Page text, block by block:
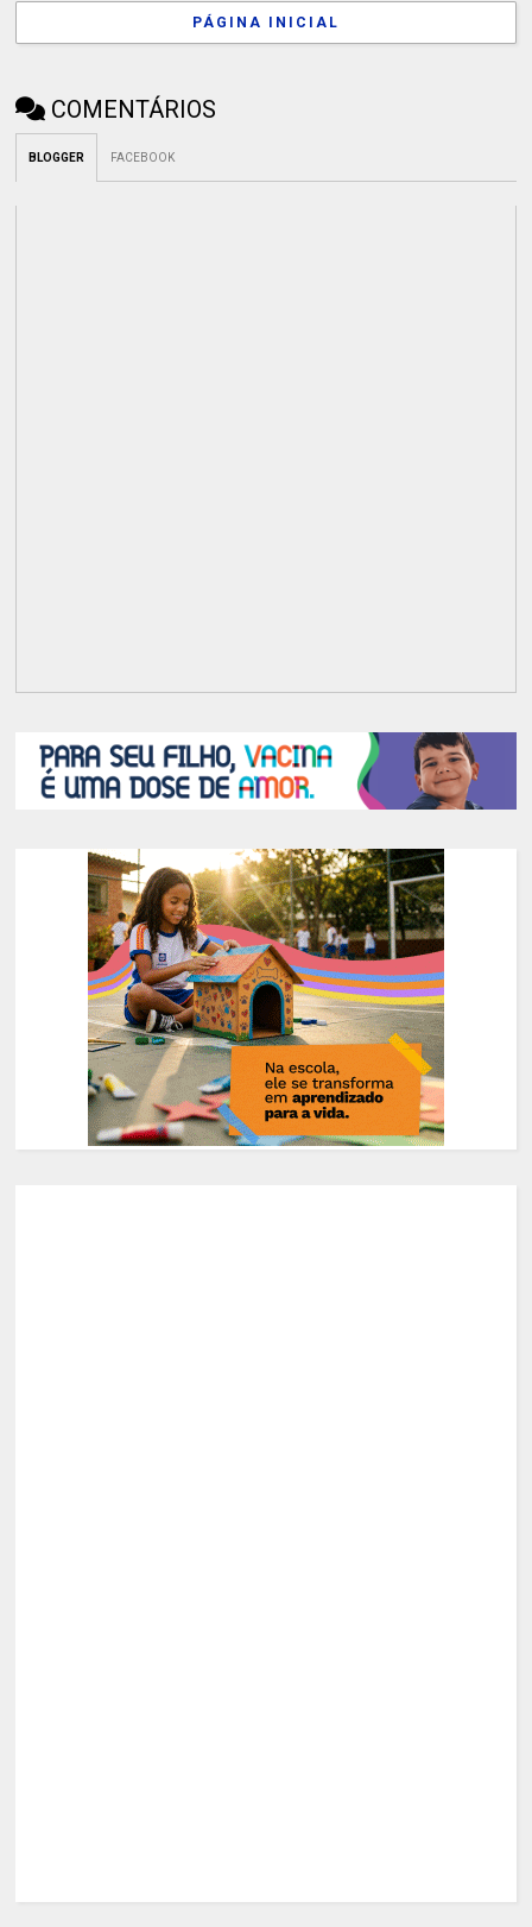
PÁGINA INICIAL
COMENTÁRIOS
BLOGGER FACEBOOK